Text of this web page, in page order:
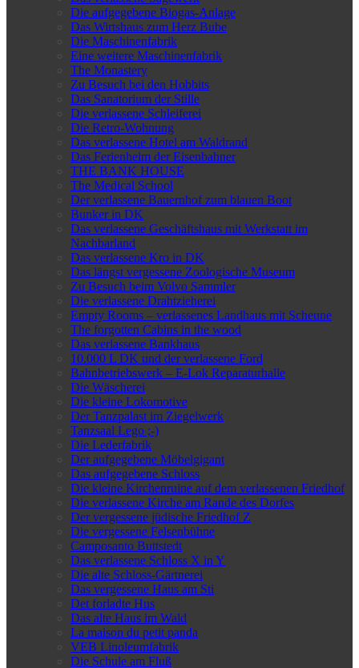
Die aufgegebene Biogas-Anlage
Das Wirtshaus zum Herz Bube
Die Maschinenfabrik
Eine weitere Maschinenfabrik
The Monastery
Zu Besuch bei den Hobbits
Das Sanatorium der Stille
Die verlassene Schleiferei
Die Retro-Wohnung
Das verlassene Hotel am Waldrand
Das Ferienheim der Eisenbahner
THE BANK HOUSE
The Medical School
Der verlassene Bauernhof zum blauen Boot
Bunker in DK
Das verlassene Geschäftshaus mit Werkstatt im
Nachbarland
Das verlassene Kro in DK
Das längst vergessene Zoologische Museum
Zu Besuch beim Volvo Sammler
Die verlassene Drahtzieherei
Empty Rooms – verlassenes Landhaus mit Scheune
The forgotten Cabins in the wood
Das verlassene Bankhaus
10.000 L DK und der verlassene Ford
Bahnbetriebswerk – E-Lok Reparaturhalle
Die Wäscherei
Die kleine Lokomotive
Der Tanzpalast im Ziegelwerk
Tanzsaal Lego ;-)
Die Lederfabrik
Der aufgegebene Möbelgigant
Das aufgegebene Schloss
Die kleine Kirchenruine auf dem verlassenen Friedhof
Die verlassene Kirche am Rande des Dorfes
Der vergessene jüdische Friedhof Z
Die vergessene Felsenbühne
Camposanto Buttstedt
Das verlassene Schloss X in Y
Die alte Schloss-Gärtnerei
Das vergessene Haus am Sti
Det forladte Hus
Das alte Haus im Wald
La maison du petit panda
VEB Linoleumfabrik
Die Schule am Fluß